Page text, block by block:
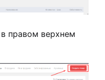
правом верхнем